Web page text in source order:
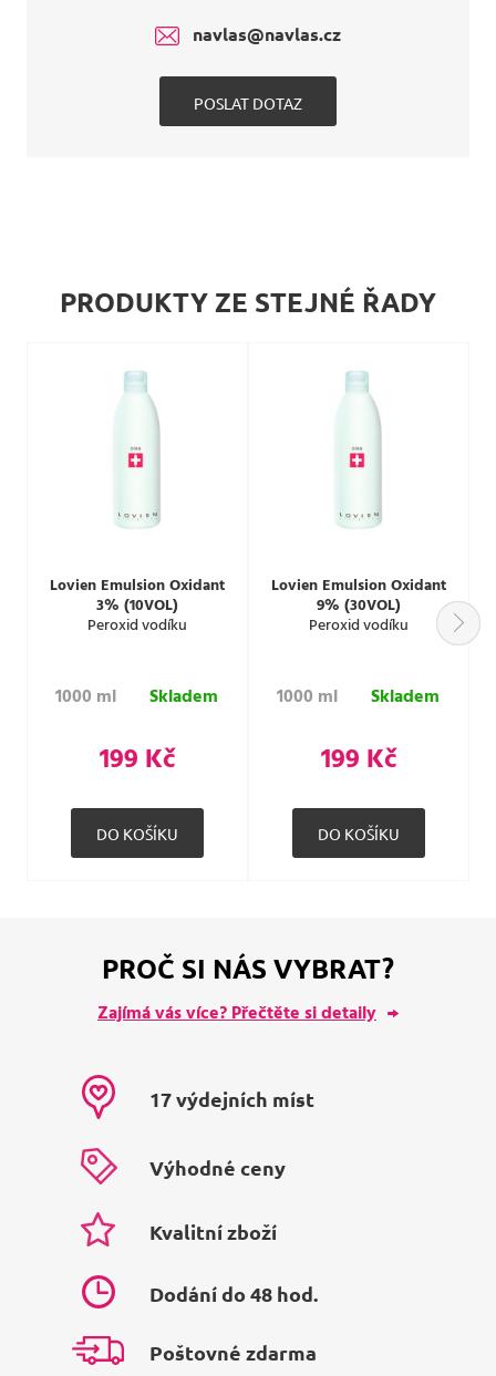
navlas@navlas.cz
POSLAT DOTAZ
PRODUKTY ZE STEJNÉ ŘADY
Lovien Emulsion Oxidant
3% (10VOL)
Peroxid vodíku
1000 ml Skladem
199 Kč
Lovien Emulsion Oxidant
9% (30VOL)
Peroxid vodíku
1000 ml Skladem
199 Kč
PROČ SI NÁS VYBRAT?
Zajímá vás více? Přečtěte si detaily
17 výdejních míst
Výhodné ceny
Kvalitní zboží
Dodání do 48 hod.
Poštovné zdarma